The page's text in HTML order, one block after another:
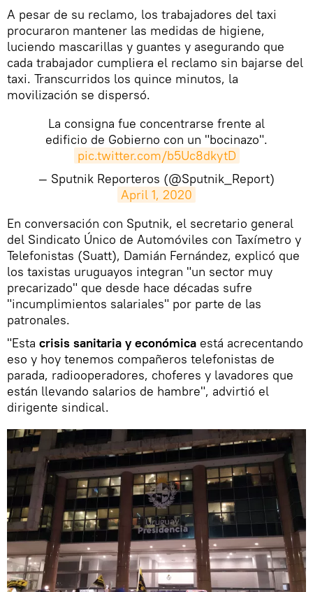
A pesar de su reclamo, los trabajadores del taxi
procuraron mantener las medidas de higiene,
luciendo mascarillas y guantes y asegurando que
cada trabajador cumpliera el reclamo sin bajarse del
taxi. Transcurridos los quince minutos, la
movilización se dispersó.
La consigna fue concentrarse frente al
edificio de Gobierno con un "bocinazo".
pic.twitter.com/b5Uc8dkytD
— Sputnik Reporteros (@Sputnik_Report)
April 1, 2020
En conversación con Sputnik, el secretario general
del Sindicato Único de Automóviles con Taxímetro y
Telefonistas (Suatt), Damián Fernández, explicó que
los taxistas uruguayos integran "un sector muy
precarizado" que desde hace décadas sufre
"incumplimientos salariales" por parte de las
patronales.
"Esta crisis sanitaria y económica está acrecentando
eso y hoy tenemos compañeros telefonistas de
parada, radiooperadores, choferes y lavadores que
están llevando salarios de hambre", advirtió el
dirigente sindical.